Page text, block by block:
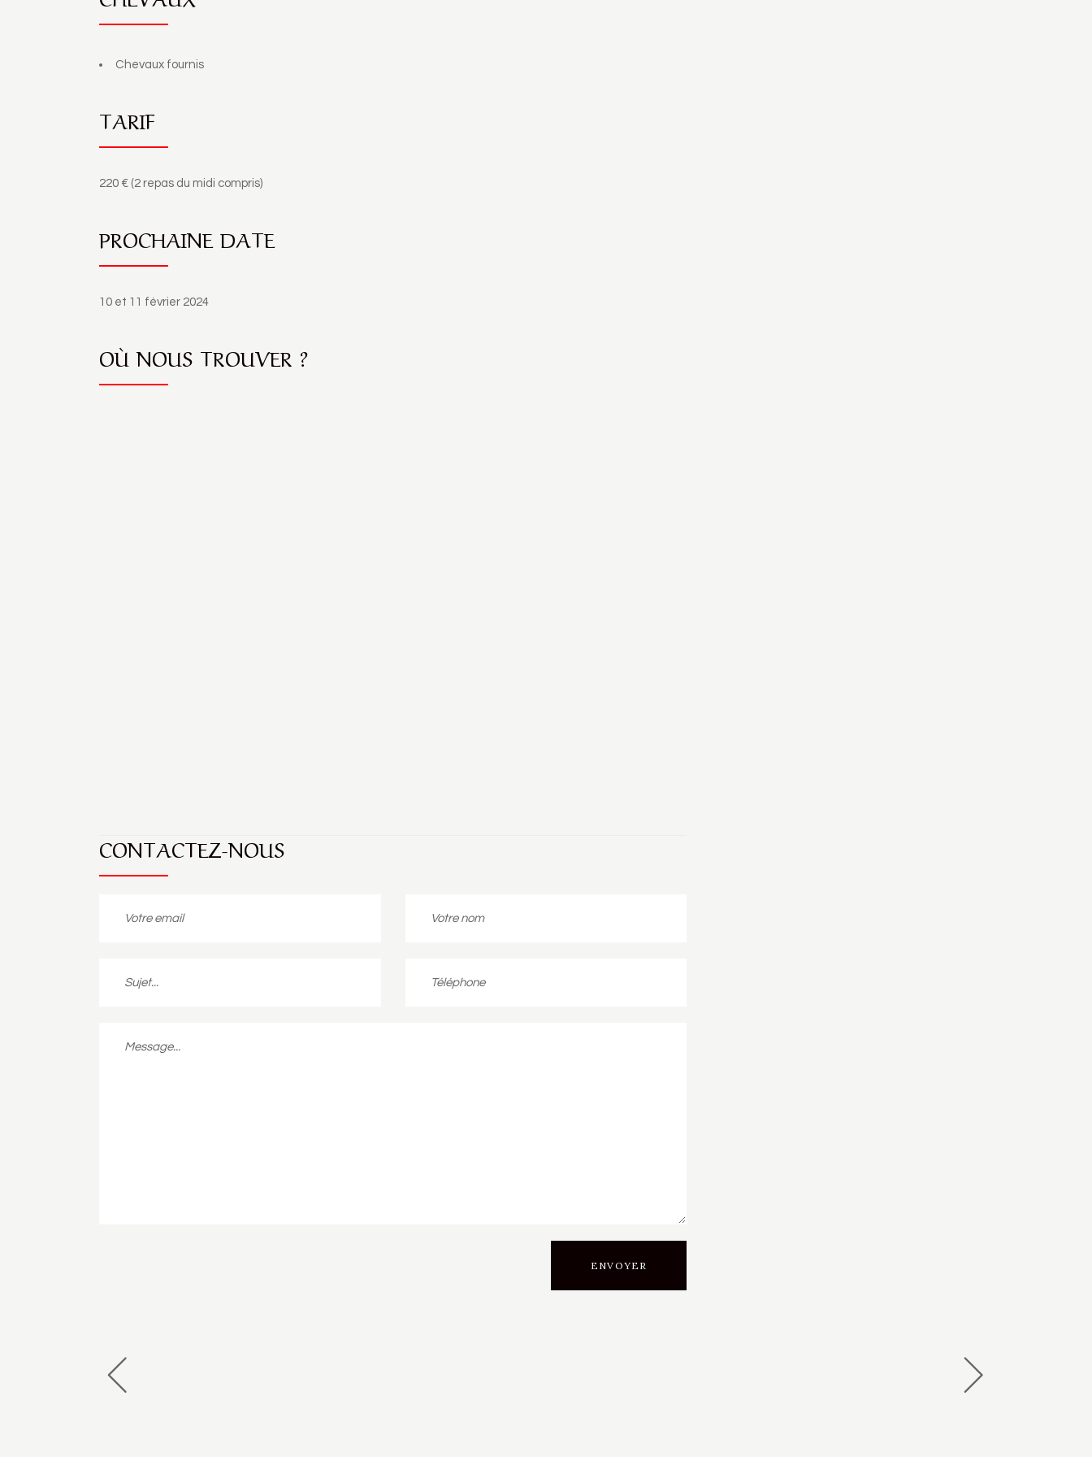
Chevaux fournis
TARIF
220 € (2 repas du midi compris)
PROCHAINE DATE
10 et 11 février 2024
OÙ NOUS TROUVER ?
CONTACTEZ-NOUS